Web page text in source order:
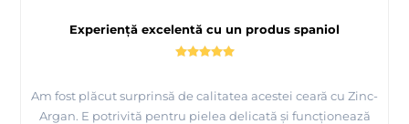
Experiență excelentă cu un produs spaniol
Am fost plăcut surprinsă de calitatea acestei ceară cu Zinc-
Argan. E potrivită pentru pielea delicată și funcționează